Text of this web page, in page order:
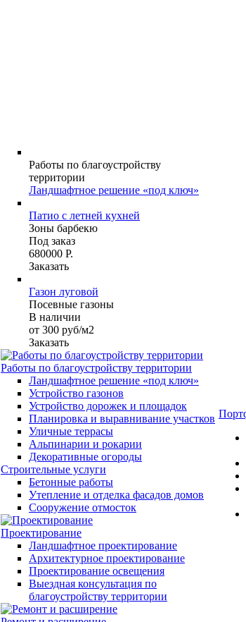
Работы по благоустройству
территории
Ландшафтное решение «под ключ»
Патио с летней кухней
Зоны барбекю
Под заказ
680000 Р.
Заказать
Газон луговой
Посевные газоны
В наличии
от 300 руб/м2
Заказать
Работы по благоустройству территории
Ландшафтное решение «под ключ»
Устройство газонов
Устройство дорожек и площадок
Планировка и выравнивание участков
Уличные террасы
Альпинарии и рокарии
Декоративные огороды
Строительные услуги
Бетонные работы
Утепление и отделка фасадов домов
Сооружение отмосток
Проектирование
Ландшафтное проектирование
Архитектурное проектирование
Проектирование освещения
Выездная консультация по
благоустройству территории